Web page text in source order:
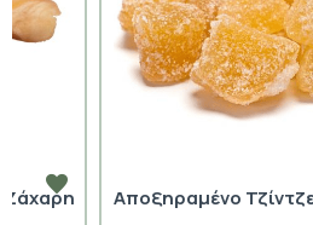
Αποξηραμένο